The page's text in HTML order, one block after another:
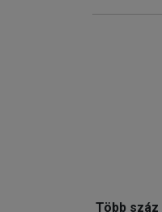
Több száz